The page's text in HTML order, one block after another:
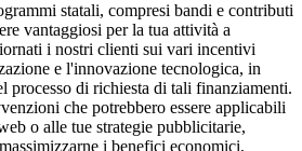
statali, compresi bandi e contributi
vantaggiosi per la tua attività a
i nostri clienti sui vari incentivi
e l'innovazione tecnologica, in
processo di richiesta di tali finanziamenti.
che potrebbero essere applicabili
o alle tue strategie pubblicitarie,
i benefici economici,